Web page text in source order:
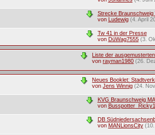
Strecke Braunschweig
von Ludewig (4. April
Tw 41 in der Presse
von DüWag7555 (3.
Liste der
vonrayman1980 (26.
Neues Booklet:
vonJens Winnig (24.
KVG Braunschweig
von Busspotter_Ricky1
DB
von MANLionsCity